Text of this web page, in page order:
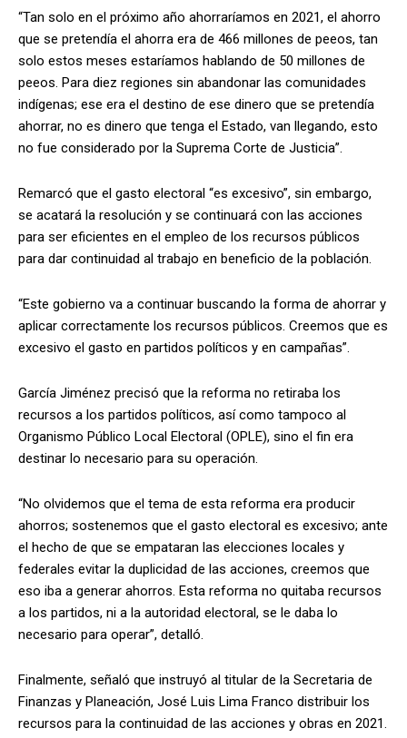
“Tan solo en el próximo año ahorraríamos en 2021, el ahorro
que se pretendía el ahorra era de 466 millones de peeos, tan
solo estos meses estaríamos hablando de 50 millones de
peeos. Para diez regiones sin abandonar las comunidades
indígenas; ese era el destino de ese dinero que se pretendía
ahorrar, no es dinero que tenga el Estado, van llegando, esto
no fue considerado por la Suprema Corte de Justicia”.
Remarcó que el gasto electoral “es excesivo”, sin embargo,
se acatará la resolución y se continuará con las acciones
para ser eficientes en el empleo de los recursos públicos
para dar continuidad al trabajo en beneficio de la población.
“Este gobierno va a continuar buscando la forma de ahorrar y
aplicar correctamente los recursos públicos. Creemos que es
excesivo el gasto en partidos políticos y en campañas”.
García Jiménez precisó que la reforma no retiraba los
recursos a los partidos políticos, así como tampoco al
Organismo Público Local Electoral (OPLE), sino el fin era
destinar lo necesario para su operación.
“No olvidemos que el tema de esta reforma era producir
ahorros; sostenemos que el gasto electoral es excesivo; ante
el hecho de que se empataran las elecciones locales y
federales evitar la duplicidad de las acciones, creemos que
eso iba a generar ahorros. Esta reforma no quitaba recursos
a los partidos, ni a la autoridad electoral, se le daba lo
necesario para operar”, detalló.
Finalmente, señaló que instruyó al titular de la Secretaria de
Finanzas y Planeación, José Luis Lima Franco distribuir los
recursos para la continuidad de las acciones y obras en 2021.